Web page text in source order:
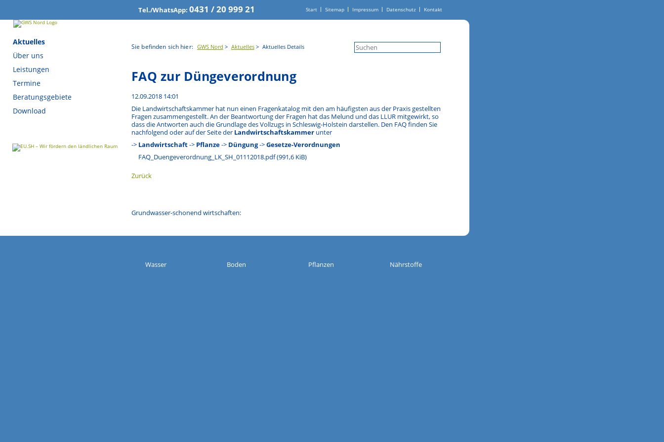
Tel./WhatsApp: 0431 / 20 999 21 Navigation
überspringen
Start Sitemap Impressum Datenschutz Kontakt
Sie befinden sich hier: GWS Nord Aktuelles Aktuelles Details
FAQ zur Düngeverordnung
12.09.2018 14:01
Die Landwirtschaftskammer hat nun einen Fragenkatalog mit den am häufigsten aus der Praxis gestellten
Fragen zusammengestellt. An der Beantwortung der Fragen hat das Melund und das LLUR mitgewirkt, so
dass die Antworten auch die Grundlage des Vollzugs in Schleswig-Holstein darstellen. Den FAQ finden Sie
nachfolgend oder auf der Seite der Landwirtschaftskammer unter
-> Landwirtschaft-> Pflanze-> Düngung->Gesetze-Verordnungen
FAQ_Duengeverordnung_LK_SH_01112018.pdf(991,6 KiB)
Zurück
Navigation
Aktuelles
Über uns
Leistungen
Termine
Beratungsgebiete
Download
Grundwasser-schonend wirtschaften:
Wasser Boden Pflanzen Nährstoffe